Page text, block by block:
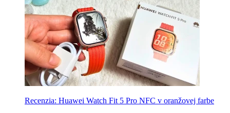
Recenzia: Huawei Watch Fit 5 Pro NFC v oranžovej farbe